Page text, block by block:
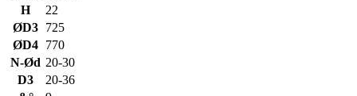
H
22
ØD3 725
ØD4 770
N-Ød 20-30
D3
20-36